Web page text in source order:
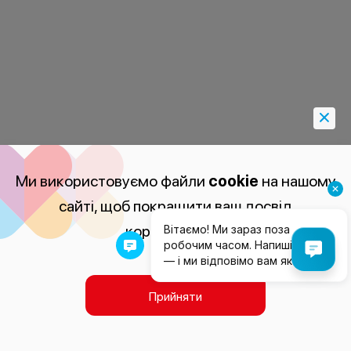
Ми використовуємо файли cookie на нашому
сайті, щоб покращити ваш досвід
користування.
Прийняти